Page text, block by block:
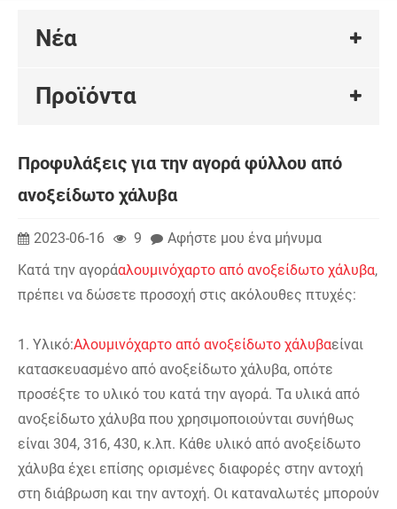
Νέα
Προϊόντα
Προφυλάξεις για την αγορά φύλλου από
ανοξείδωτο χάλυβα
2023-06-16 9
Αφήστε μου ένα μήνυμα
Κατά την αγοράαλουμινόχαρτο από ανοξείδωτο χάλυβα,
πρέπει να δώσετε προσοχή στις ακόλουθες πτυχές:
1. Υλικό:Αλουμινόχαρτο από ανοξείδωτο χάλυβαείναι
κατασκευασμένο από ανοξείδωτο χάλυβα, οπότε
προσέξτε το υλικό του κατά την αγορά. Τα υλικά από
ανοξείδωτο χάλυβα που χρησιμοποιούνται συνήθως
είναι 304, 316, 430, κ.λπ. Κάθε υλικό από ανοξείδωτο
χάλυβα έχει επίσης ορισμένες διαφορές στην αντοχή
στη διάβρωση και την αντοχή. Οι καταναλωτές μπορούν